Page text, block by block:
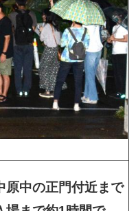
原中の正門付近まで